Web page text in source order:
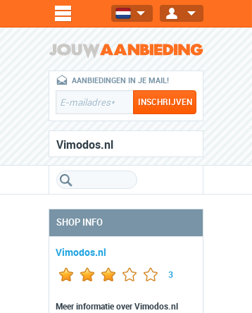
AANBIEDINGEN IN JE MAIL!
Vimodos.nl
SHOP INFO
Vimodos.nl
3
Meer informatie over Vimodos.nl